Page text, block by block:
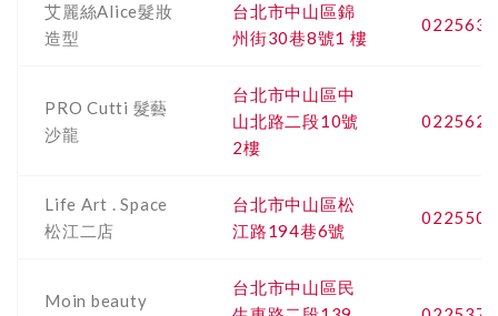
艾麗絲Alice髮妝
造型
台北市中山區錦
州街30巷8號1 樓
PRO Cutti 髮藝
沙龍
台北市中山區中
山北路二段10號
2樓
Life Art . Space
松江二店
台北市中山區松
江路194巷6號
Moin beauty
台北市中山區民